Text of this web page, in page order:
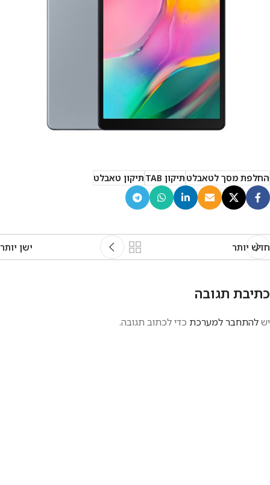
החלפת מסך לטאבלטתיקון TAB תיקון טאבלט
חדש יותר ישן יותר
כתיבת תגובה
ישלהתחבר למערכת כדי לכתוב תגובה.